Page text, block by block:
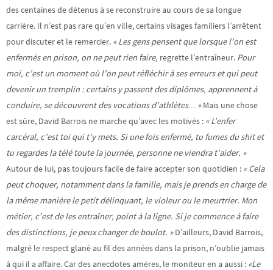
des centaines de détenus à se reconstruire au cours de sa longue
carrière. Il n’est pas rare qu’en ville, certains visages familiers l’arrêtent
pour discuter et le remercier. « Les gens pensent que lorsque l’on est
enfermés en prison, on ne peut rien faire, regrette l’entraîneur. Pour
moi, c’est un moment où l’on peut réfléchir à ses erreurs et qui peut
devenir un tremplin : certains y passent des diplômes, apprennent à
conduire, se découvrent des vocations d’athlètes… »Mais une chose
est sûre, David Barrois ne marche qu’avec les motivés : « L’enfer
carcéral, c’est toi qui t’y mets. Si une fois enfermé, tu fumes du shit et
tu regardes la télé toute lajournée, personne ne viendra t’aider. »
Autour de lui, pas toujours facile de faire accepter son quotidien : « Cela
peut choquer, notamment dans la famille, mais je prends en charge de
la même manière le petit délinquant, le violeur ou le meurtrier. Mon
métier, c’est de les entraîner, point à la ligne. Si je commence à faire
des distinctions, je peux changer de boulot. »D’ailleurs, David Barrois,
malgré le respect glané au fil des années dans la prison, n’oublie jamais
à qui il a affaire. Car des anecdotes amères, le moniteur en a aussi : «Le